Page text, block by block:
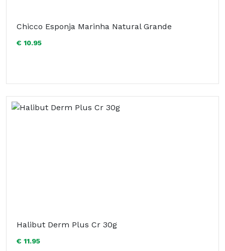
Chicco Esponja Marinha Natural Grande
€ 10.95
Halibut Derm Plus Cr 30g
€ 11.95